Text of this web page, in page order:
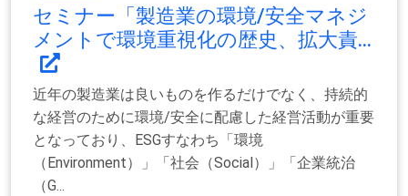
セミナー「製造業の環境/安全マネジ
メントで環境重視化の歴史、拡大責...
近年の製造業は良いものを作るだけでなく、持続的
な経営のために環境/安全に配慮した経営活動が重要
となっており、ESGすなわち「環境
（Environment）」「社会（Social）」「企業統治
（G...